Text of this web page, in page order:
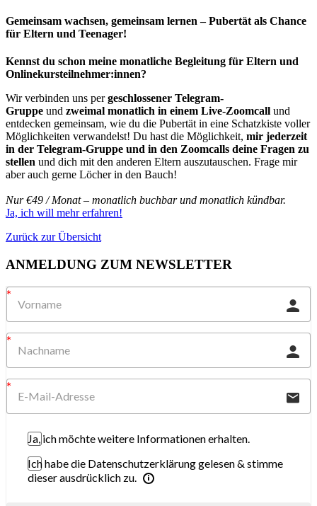
Gemeinsam wachsen, gemeinsam lernen – Pubertät als Chance
für Eltern und Teenager!
Kennst du schon meine monatliche Begleitung für Eltern und
Onlinekursteilnehmer:innen?
Wir verbinden uns pergeschlossener Telegram-
Gruppe und zweimal monatlich in einem Live-Zoomcall und
entdecken gemeinsam, wie du die Pubertät in eine Schatzkiste voller
Möglichkeiten verwandelst! Du hast die Möglichkeit, mir jederzeit
in der Telegram-Gruppe und in den Zoomcalls deine Fragen zu
stellen und dich mit den anderen Eltern auszutauschen. Frage mir
aber auch gerne Löcher in den Bauch!
Nur €49 / Monat – monatlich buchbar und monatlich kündbar.
Ja, ich will mehr erfahren!
Zurück zur Übersicht
ANMELDUNG ZUM NEWSLETTER
Ja, ich möchte weitere Informationen erhalten.
Ich habe die Datenschutzerklärung gelesen & stimme
dieser ausdrücklich zu.